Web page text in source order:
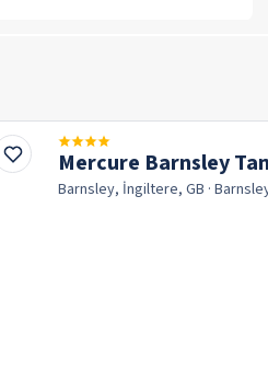
Mercure Barnsley
Barnsley, İngiltere, GB ·